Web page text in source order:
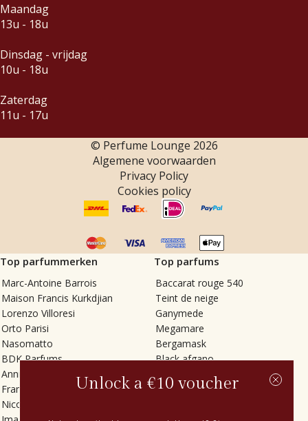
Maandag
13u - 18u
Dinsdag - vrijdag
10u - 18u
Zaterdag
11u - 17u
© Perfume Lounge 2026
Algemene voorwaarden
Privacy Policy
Cookies policy
Top parfummerken
Marc-Antoine Barrois
Maison Francis Kurkdjian
Lorenzo Villoresi
Orto Parisi
Nasomatto
BDK Parfums
Annindriya
Francesca Bianchi
Nicolaï
Top parfums
Baccarat rouge 540
Teint de neige
Ganymede
Megamare
Bergamask
Black afgano
Tilia
Unlock a €10 voucher